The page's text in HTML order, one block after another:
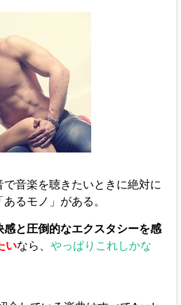
音楽を聴きたいときに絶対に
るモノ」がある。
と圧倒的なエクスタシーを感
いなら、 やっぱりこれしかな